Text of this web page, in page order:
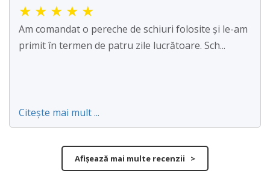
★ ★ ★ ★ ★
Am comandat o pereche de schiuri folosite și le-am
primit în termen de patru zile lucrătoare. Sch...
Citește mai mult ...
Afișează mai multe recenzii >